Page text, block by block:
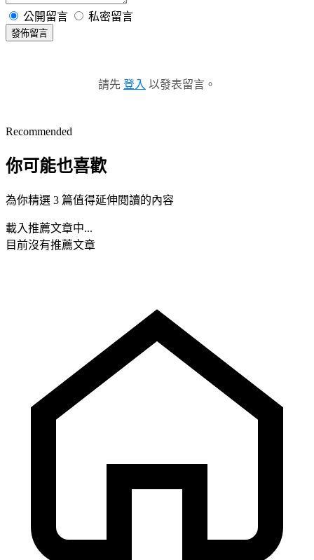
公開留言 私密留言
發佈留言
請先 登入 以發表留言。
Recommended
你可能也喜歡
為你精選 3 篇值得延伸閱讀的內容
載入推薦文章中...
目前沒有推薦文章